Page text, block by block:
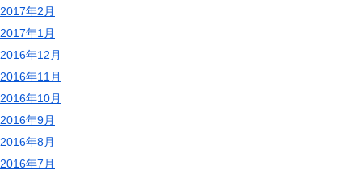
2017年2月
2017年1月
2016年12月
2016年11月
2016年10月
2016年9月
2016年8月
2016年7月